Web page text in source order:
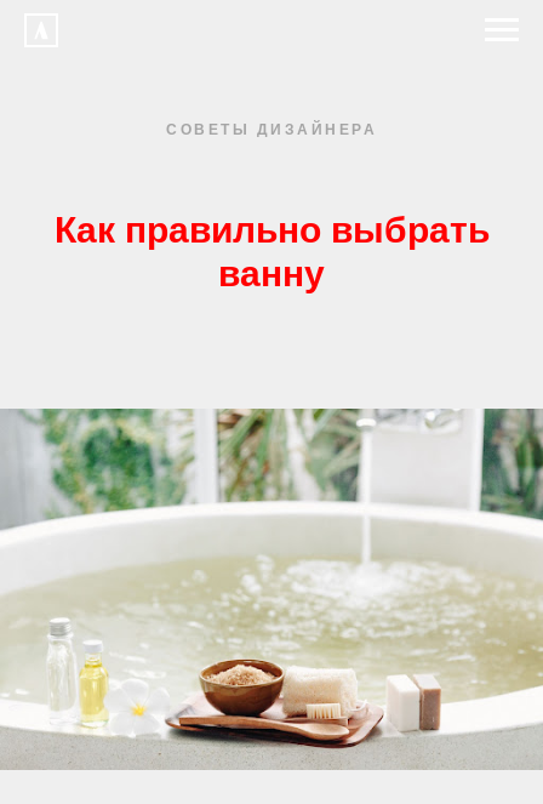
СОВЕТЫ ДИЗАЙНЕРА
Как правильно выбрать
ванну